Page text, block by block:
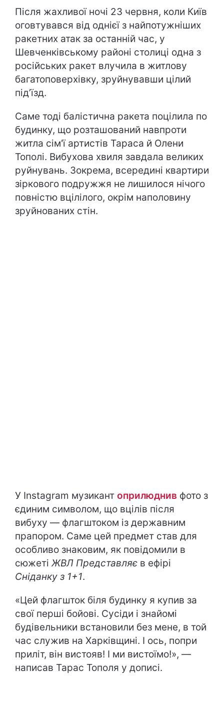
Після жахливої ночі 23 червня, коли Київ
оговтувався від однієї з найпотужніших
ракетних атак за останній час, у
Шевченківському районі столиці одна з
російських ракет влучила в житлову
багатоповерхівку, зруйнувавши цілий
під’їзд.
Саме тоді балістична ракета поцілила по
будинку, що розташований навпроти
житла сім'ї артистів Тараса й Олени
Тополі. Вибухова хвиля завдала великих
руйнувань. Зокрема, всередині квартири
зіркового подружжя не лишилося нічого
повністю вцілілого, окрім наполовину
зруйнованих стін.
У Instagram музикант оприлюднив фото з
єдиним символом, що вцілів після
вибуху — флагштоком із державним
прапором. Саме цей предмет став для
особливо знаковим, як повідомили в
сюжеті ЖВЛ Представляє в ефірі
Сніданку з 1+1.
«Цей флагшток біля будинку я купив за
свої перші бойові. Сусіди і знайомі
будівельники встановили без мене, в той
час служив на Харківщині. І ось, попри
приліт, він вистояв! І ми вистоїмо!», —
написав Тарас Тополя у дописі.